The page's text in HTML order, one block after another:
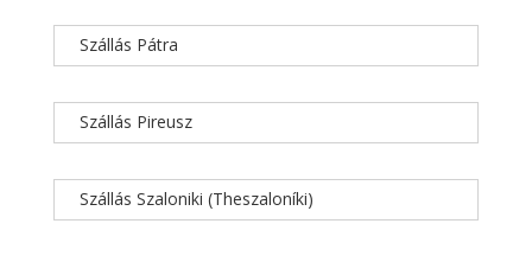
Szállás Pátra
Szállás Pireusz
Szállás Szaloniki (Theszaloníki)